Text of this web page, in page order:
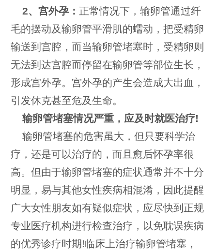
2、宫外孕： 正常情况下，输卵管通过纤
毛的摆动及输卵管平滑肌的蠕动，把受精卵
输送到宫腔，而当输卵管堵塞时，受精卵则
无法到达宫腔而停留在输卵管等部位生长，
形成宫外孕。宫外孕的产生会造成大出血，
引发休克甚至危及生命。
输卵管堵塞情况严重，应及时就医治疗!
输卵管堵塞的危害虽大，但只要科学治
疗，还是可以治疗的，而且愈后怀孕率很
高。但由于输卵管堵塞的症状通常并不十分
明显，易与其他女性疾病相混淆，因此提醒
广大女性朋友如有疑似症状，应尽快到正规
专业医疗机构进行检查治疗，以免耽误疾病
的优秀诊疗时期!临床上治疗输卵管堵塞，